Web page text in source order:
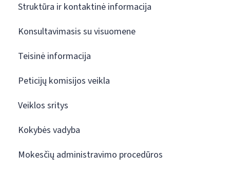
Struktūra ir kontaktinė informacija
Konsultavimasis su visuomene
Teisinė informacija
Peticijų komisijos veikla
Veiklos sritys
Kokybės vadyba
Mokesčių administravimo procedūros